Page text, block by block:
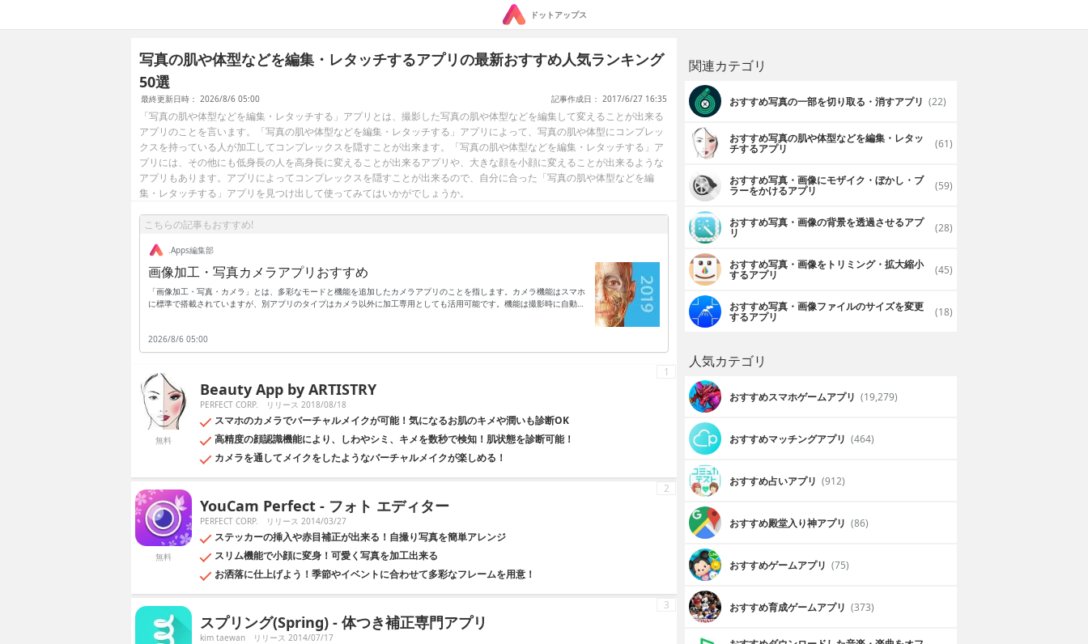
ドットアップス
写真の肌や体型などを編集・レタッチするアプリの最新おすすめ人気ランキング
50選
最終更新日時： 2026/8/6 05:00 記事作成日： 2017/6/27 16:35
「写真の肌や体型などを編集・レタッチする」アプリとは、撮影した写真の肌や体型などを編集して変えることが出来る
アプリのことを言います。「写真の肌や体型などを編集・レタッチする」アプリによって、写真の肌や体型にコンプレッ
クスを持っている人が加工してコンプレックスを隠すことが出来ます。「写真の肌や体型などを編集・レタッチする」ア
プリには、その他にも低身長の人を高身長に変えることが出来るアプリや、大きな顔を小顔に変えることが出来るような
アプリもあります。アプリによってコンプレックスを隠すことが出来るので、自分に合った「写真の肌や体型などを編
集・レタッチする」アプリを見つけ出して使ってみてはいかがでしょうか。
こちらの記事もおすすめ!
.Apps編集部
画像加工・写真カメラアプリおすすめ
「画像加工・写真・カメラ」とは、多彩なモードと機能を追加したカメラアプリのことを指します。カメラ機能はスマホ
に標準で搭載されていますが、別アプリのタイプはカメラ以外に加工専用としても活用可能です。機能は撮影時に自動で
しめます。例えば肌を白くしたり可愛いカラーで全体を覆ったりも可能で、SNSを利用している人のサポートアイテムと
しても便利です。本来の画素数をアップさせるものではありませんが、ノーマル写真にプロ仕様の効果が追加できるカテ
2026/8/6 05:00
無料
Beauty App by ARTISTRY
PERFECT CORP. リリース 2018/08/18
スマホのカメラでバーチャルメイクが可能！気になるお肌のキメや潤いも診断OK
高精度の顔認識機能により、しわやシミ、キメを数秒で検知！肌状態を診断可能！
カメラを通してメイクをしたようなバーチャルメイクが楽しめる！
1
無料
YouCam Perfect - フォト エディター
PERFECT CORP. リリース 2014/03/27
ステッカーの挿入や赤目補正が出来る！自撮り写真を簡単アレンジ
スリム機能で小顔に変身！可愛く写真を加工出来る
お洒落に仕上げよう！季節やイベントに合わせて多彩なフレームを用意！
2
スプリング(Spring) - 体つき補正専門アプリ
kim taewan リリース 2014/07/17
3
関連カテゴリ
おすすめ写真の一部を切り取る・消すアプリ (22)
おすすめ写真の肌や体型などを編集・レタッ
チするアプリ (61)
おすすめ写真・画像にモザイク・ぼかし・ブ
ラーをかけるアプリ (59)
おすすめ写真・画像の背景を透過させるアプ
リ (28)
おすすめ写真・画像をトリミング・拡大縮小
するアプリ (45)
おすすめ写真・画像ファイルのサイズを変更
するアプリ (18)
人気カテゴリ
おすすめスマホゲームアプリ (19,279)
おすすめマッチングアプリ (464)
おすすめ占いアプリ (912)
おすすめ殿堂入り神アプリ (86)
おすすめゲームアプリ (75)
おすすめ育成ゲームアプリ (373)